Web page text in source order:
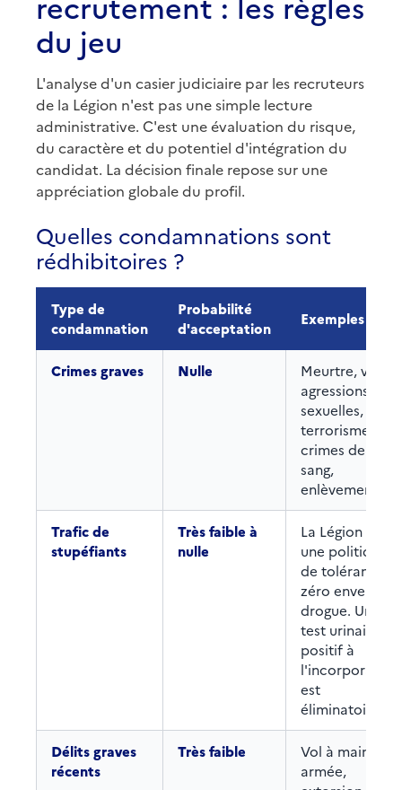
du jeu
L'analyse d'un casier judiciaire par les recruteurs
de la Légion n'est pas une simple lecture
administrative. C'est une évaluation du risque,
du caractère et du potentiel d'intégration du
candidat. La décision finale repose sur une
appréciation globale du profil.
Quelles condamnations sont
rédhibitoires ?
Type de
condamnation
Probabilité
d'acceptation
Exemples
Crimes graves Nulle
Meurtre, viol,
agressions
sexuelles,
terrorisme,
crimes de
sang,
enlèvement.
Trafic de
stupéfiants
Très faible à
nulle
La Légion a
une politique
de tolérance
zéro envers la
drogue. Un
test urinaire
positif à
l'incorporation
est
éliminatoire.
Délits graves
récents
Très faible
Vol à main
armée,